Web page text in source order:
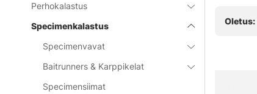
Perhokalastus
Specimenkalastus
Specimenvavat
Baitrunners & Karppikelat
Specimensiimat
Oletus: